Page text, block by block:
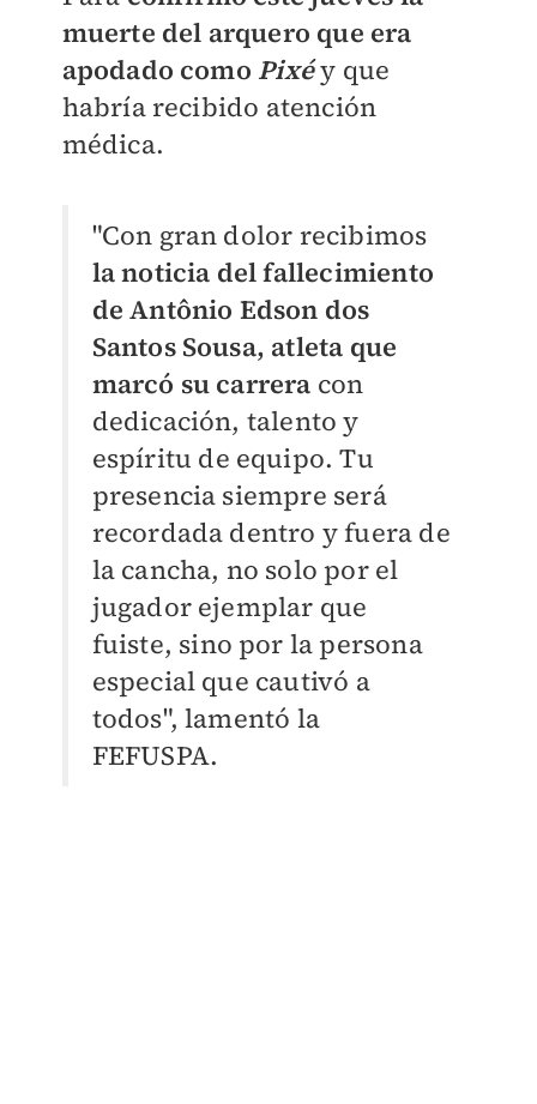
muerte del arquero que era
apodado como Pixéy que
habría recibido atención
médica.
"Con gran dolor recibimos
la noticia del fallecimiento
de Antônio Edson dos
Santos Sousa, atleta que
marcó su carrera con
dedicación, talento y
espíritu de equipo. Tu
presencia siempre será
recordada dentro y fuera de
la cancha, no solo por el
jugador ejemplar que
fuiste, sino por la persona
especial que cautivó a
todos", lamentó la
FEFUSPA.